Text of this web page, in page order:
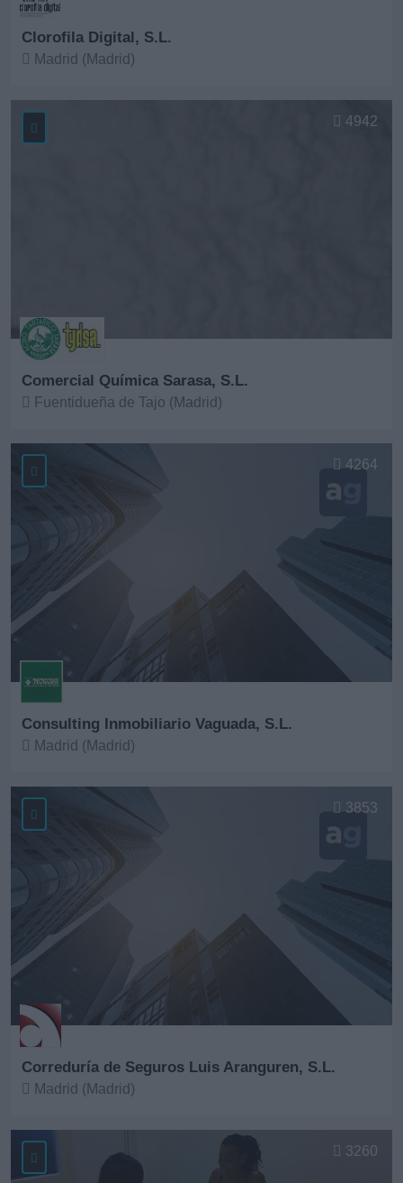
Clorofila Digital, S.L.
Madrid (Madrid)
Comercial Química Sarasa, S.L.
Fuentidueña de Tajo (Madrid)
4942
Consulting Inmobiliario Vaguada, S.L.
Madrid (Madrid)
4264
Correduría de Seguros Luis Aranguren, S.L.
Madrid (Madrid)
3853
3260